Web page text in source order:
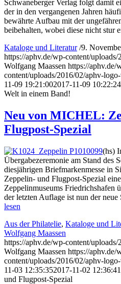
Schwaneberger Verlag folgt damit
der in den vergangenen Jahren
bewährte Aufbau mit der
beibehalten, wobei diese nicht stur
Kataloge und Literatur /9.
https://aphv.de/wp-content/
Wolfgang Maassen https://aphv.de/
content/uploads/2016/02/aphv-
11-09 19:21:002017-11-09 10:22:24
Welt in einem Band!
Neu von MICHEL:
Flugpost-Spezial
(hs)
Übergabezeremonie am Stand des
diesjährigen Briefmarkenmesse in
Zeppelin- und Flugpost-Spezial
Zeppelinmuseums Friedrichshafen
der letzten Auflage ist nun der
lesen
Aus der Philatelie, Kataloge und
Wolfgang Maassen
https://aphv.de/wp-content/
Wolfgang Maassen https://aphv.de/
content/uploads/2016/02/aphv-
11-03 12:35:352017-11-02 12:36:41
und Flugpost-Spezial